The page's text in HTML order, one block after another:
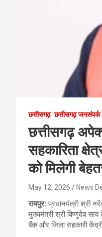
छत्तीसगढ़ छत्तीसगढ़ जनसंपर्क
छत्तीसगढ़
सहकारिता
को मिलेगी
May 12, 2026 News
रायपुर:प्रधानमंत्री श्री
मुख्यमंत्री श्री विष्णुदेव
बैंक और जिला सहकारी